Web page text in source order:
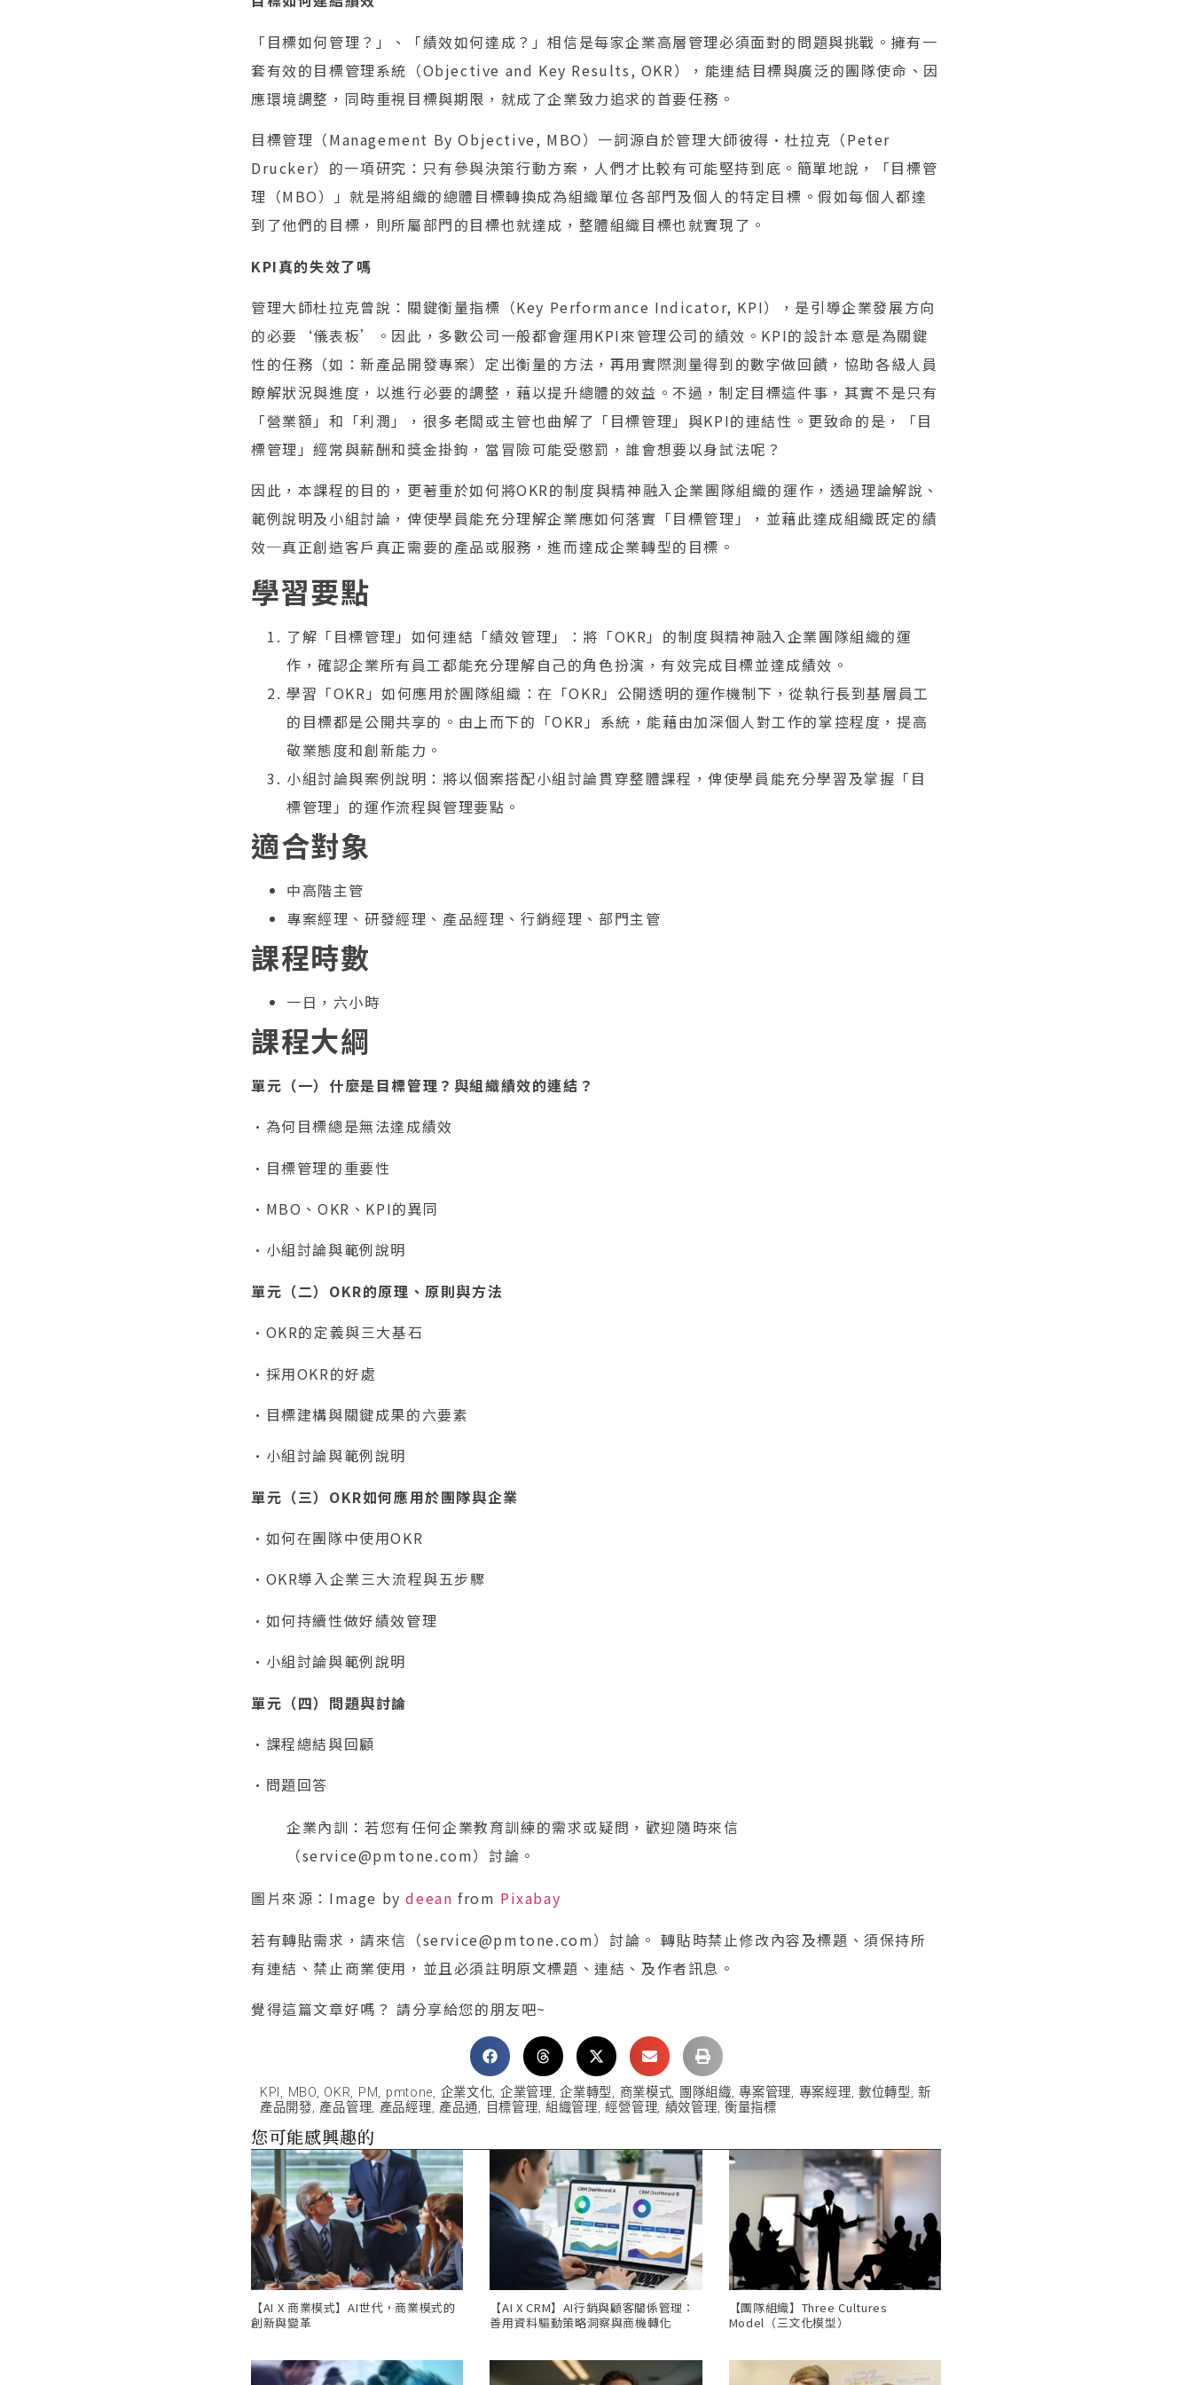
「目標如何管理？」、「績效如何達成？」相信是每家企業高層管理必須面對的問題與挑戰。擁有一
套有效的目標管理系統（Objective and Key Results, OKR），能連結目標與廣泛的團隊使命、因
應環境調整，同時重視目標與期限，就成了企業致力追求的首要任務。
目標管理（Management By Objective, MBO）一詞源自於管理大師彼得•杜拉克（Peter
Drucker）的一項研究：只有參與決策行動方案，人們才比較有可能堅持到底。簡單地說，「目標管
理（MBO）」就是將組織的總體目標轉換成為組織單位各部門及個人的特定目標。假如每個人都達
到了他們的目標，則所屬部門的目標也就達成，整體組織目標也就實現了。
KPI真的失效了嗎
管理大師杜拉克曾說：關鍵衡量指標（Key Performance Indicator, KPI），是引導企業發展方向
的必要‘儀表板’。因此，多數公司一般都會運用KPI來管理公司的績效。KPI的設計本意是為關鍵
性的任務（如：新產品開發專案）定出衡量的方法，再用實際測量得到的數字做回饋，協助各級人員
瞭解狀況與進度，以進行必要的調整，藉以提升總體的效益。不過，制定目標這件事，其實不是只有
「營業額」和「利潤」，很多老闆或主管也曲解了「目標管理」與KPI的連結性。更致命的是，「目
標管理」經常與薪酬和獎金掛鉤，當冒險可能受懲罰，誰會想要以身試法呢？
因此，本課程的目的，更著重於如何將OKR的制度與精神融入企業團隊組織的運作，透過理論解說、
範例說明及小組討論，俾使學員能充分理解企業應如何落實「目標管理」，並藉此達成組織既定的績
效─真正創造客戶真正需要的產品或服務，進而達成企業轉型的目標。
學習要點
了解「目標管理」如何連結「績效管理」：將「OKR」的制度與精神融入企業團隊組織的運
作，確認企業所有員工都能充分理解自己的角色扮演，有效完成目標並達成績效。
學習「OKR」如何應用於團隊組織：在「OKR」公開透明的運作機制下，從執行長到基層員工
的目標都是公開共享的。由上而下的「OKR」系統，能藉由加深個人對工作的掌控程度，提高
敬業態度和創新能力。
小組討論與案例說明：將以個案搭配小組討論貫穿整體課程，俾使學員能充分學習及掌握「目
標管理」的運作流程與管理要點。
適合對象
中高階主管
專案經理、研發經理、產品經理、行銷經理、部門主管
課程時數
一日，六小時
課程大綱
單元（一）什麼是目標管理？與組織績效的連結？
•為何目標總是無法達成績效
•目標管理的重要性
•MBO、OKR、KPI的異同
•小組討論與範例說明
單元（二）OKR的原理、原則與方法
•OKR的定義與三大基石
•採用OKR的好處
•目標建構與關鍵成果的六要素
•小組討論與範例說明
單元（三）OKR如何應用於團隊與企業
•如何在團隊中使用OKR
•OKR導入企業三大流程與五步驟
•如何持續性做好績效管理
•小組討論與範例說明
單元（四）問題與討論
•課程總結與回顧
•問題回答
企業內訓：若您有任何企業教育訓練的需求或疑問，歡迎隨時來信
（service@pmtone.com）討論。
圖片來源：Image bydeean from Pixabay
若有轉貼需求，請來信（service@pmtone.com）討論。 轉貼時禁止修改內容及標題、須保持所
有連結、禁止商業使用，並且必須註明原文標題、連結、及作者訊息。
覺得這篇文章好嗎？ 請分享給您的朋友吧~
KPI , MBO, OKR, PM, pmtone, 企業文化, 企業管理,企業轉型, 商業模式, 團隊組織,專案管理, 專案經理, 數位轉型,新
產品開發, 產品管理, 產品經理, 產品通, 目標管理, 組織管理,經營管理, 績效管理,衡量指標
您可能感興趣的
【AI X 商業模式】AI世代，商業模式的
創新與變革
【AI X CRM】AI行銷與顧客關係管理：
善用資料驅動策略洞察與商機轉化
【團隊組織】Three Cultures
Model（三文化模型）